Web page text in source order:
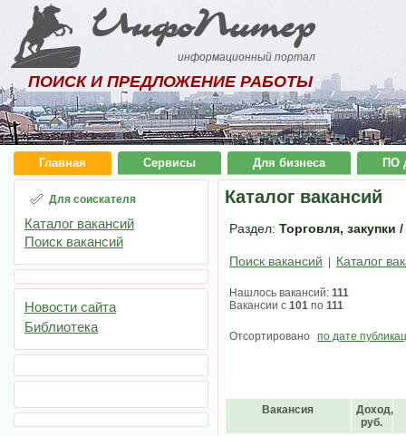
ИнфоПитер
информационный портал
ПОИСК И ПРЕДЛОЖЕНИЕ РАБОТЫ
Главная Сервисы Для бизнеса ПО
Для соискателя
Каталог вакансий
Поиск вакансий
Новости сайта
Библиотека
Каталог вакансий
Раздел: Торговля, закупки
Поиск вакансий Каталог
Нашлось вакансий: 111
Вакансии с 101 по 111
Отсортировано по дате
Вакансия
Доход,
руб.